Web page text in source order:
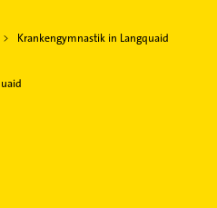
Krankengymnastik in Langquaid